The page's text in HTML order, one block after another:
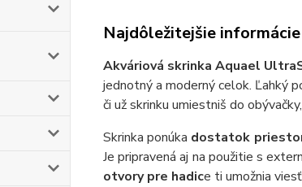
Najdôležitejšie informácie
Akváriová skrinka Aquael
jednotný a moderný celok. Ľahký
či už skrinku umiestniš do
Skrinka ponúka dostatok
Je pripravená aj na použitie s
otvory pre hadice ti umožnia